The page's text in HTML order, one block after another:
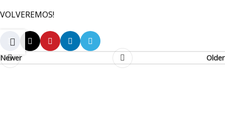
VOLVEREMOS!
Newer Older